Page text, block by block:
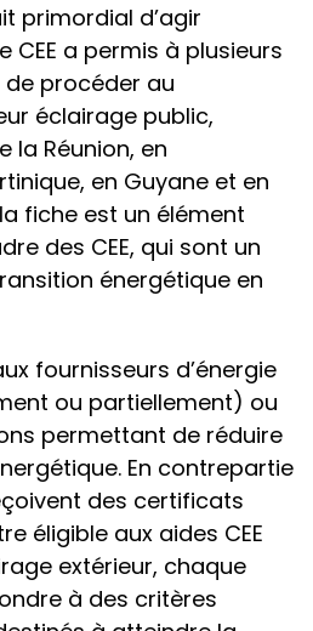
primordial d’agir
CEE a permis à plusieurs
procéder au
éclairage public,
la Réunion, en
en Guyane et en
fiche est un élément
des CEE, qui sont un
énergétique en
fournisseurs d’énergie
ou partiellement) ou
permettant de réduire
En contrepartie
des certificats
éligible aux aides CEE
extérieur, chaque
à des critères